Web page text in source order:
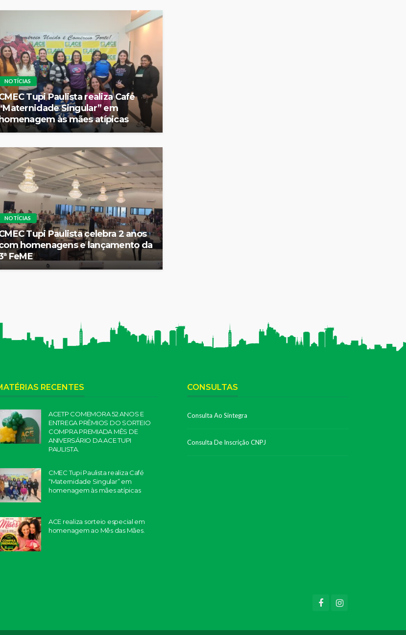
NOTÍCIAS
Tupi Paulista realiza Café
Singular” em
às mães atípicas
NOTÍCIAS
Tupi Paulista celebra 2 anos
homenagens e lançamento da
FeME
RECENTES
ACETP COMEMORA 52 ANOS E
ENTREGA PRÊMIOS DO SORTEIO
COMPRA PREMIADA MÊS DE
ANIVERSÁRIO DA ACE TUPI
PAULISTA.
CMEC Tupi Paulista realiza Café
“Maternidade Singular” em
homenagem às mães atípicas
ACE realiza sorteio especial em
homenagem ao Mês das Mães.
CONSULTAS
Consulta Ao Sintegra
Consulta De Inscrição CNPJ